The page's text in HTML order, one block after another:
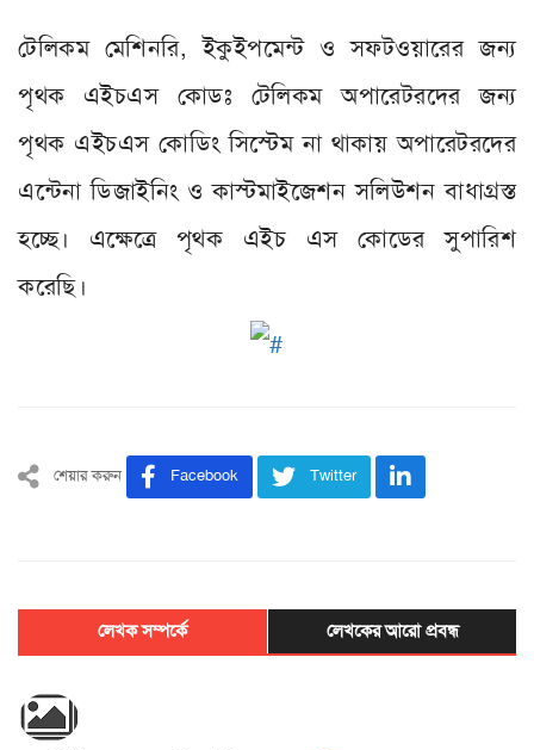
টেলিকম মেশিনরি, ইকুইপমেন্ট ও সফটওয়ারের জন্য
পৃথক এইচএস কোডঃ টেলিকম অপারেটরদের জন্য
পৃথক এইচএস কোডিং সিস্টেম না থাকায় অপারেটরদের
এন্টেনা ডিজাইনিং ও কাস্টমাইজেশন সলিউশন বাধাগ্রস্ত
হচ্ছে। এক্ষেত্রে পৃথক এইচ এস কোডের সুপারিশ
করেছি।
শেয়ার করুন Facebook Twitter
লেখক সম্পর্কে লেখকের আরো প্রবন্ধ